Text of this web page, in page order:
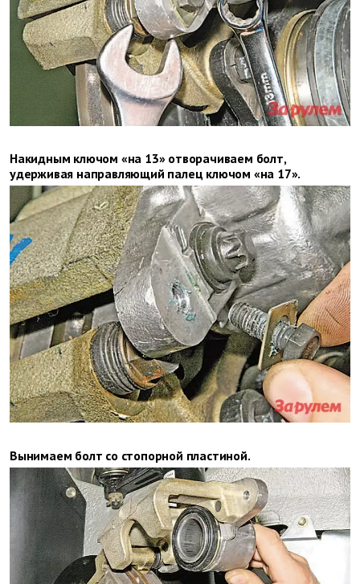
Накидным ключом «на 13» отворачиваем болт,
удерживая направляющий палец ключом «на 17».
Вынимаем болт со стопорной пластиной.